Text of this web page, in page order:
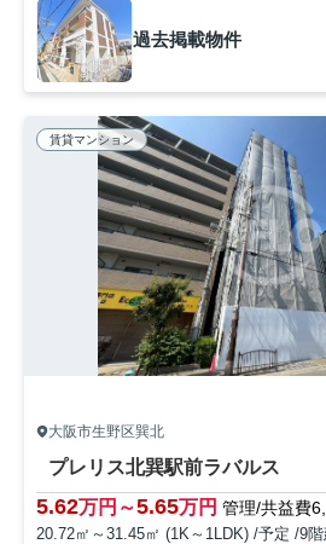
過去掲載物件
賃貸マンション
大阪市生野区巽北
プレリス北巽駅前ラバルス
5.62万円～5.65万円 管理/共益費
20.72㎡～31.45㎡ (1K～1LDK) /予定 /9階